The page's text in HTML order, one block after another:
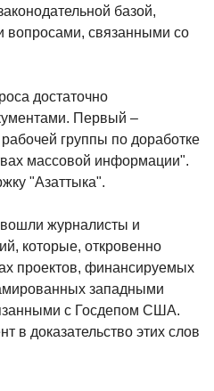
базой,
связанными со
достаточно
Первый –
группы по доработке
массовой информации".
"Азаттыка".
журналисты и
которые, откровенно
проектов, финансируемых
западными
с Госдепом США.
в доказательство этих слов